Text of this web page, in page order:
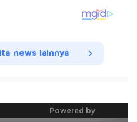
news lainnya